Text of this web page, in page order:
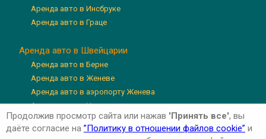
Аренда авто в Инсбруке
Аренда авто в Граце
Аренда авто в Швейцарии
Аренда авто в Берне
Аренда авто в Женеве
Аренда авто в аэропорту Женева
Аренда авто в Цюрихе
Аренда авто в аэропорту Цюрих
Аренда авто в Люцерне
Продолжив просмотр сайта или нажав 'Принять все', вы
даёте согласие на ”Политику в отношении файлов cookie” и